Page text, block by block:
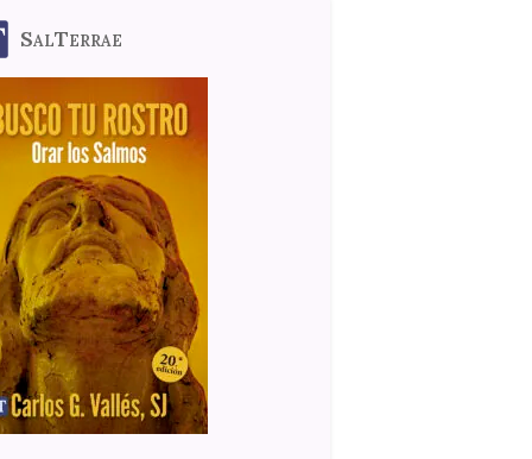
SalTerrae